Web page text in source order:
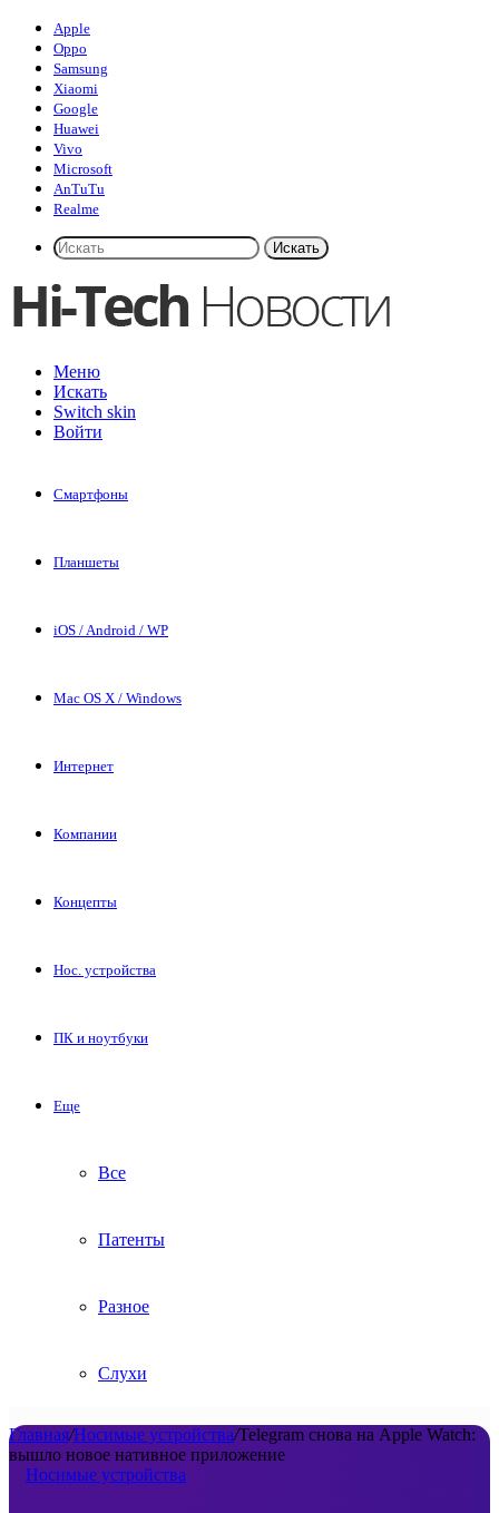
Apple
Oppo
Samsung
Xiaomi
Google
Huawei
Vivo
Microsoft
AnTuTu
Realme
Искать
Меню
Искать
Switch skin
Войти
Смартфоны
Планшеты
iOS / Android / WP
Mac OS X / Windows
Интернет
Компании
Концепты
Нос. устройства
ПК и ноутбуки
Еще
Все
Патенты
Разное
Слухи
Главная/Носимые устройства/Telegram снова на Apple Watch:
вышло новое нативное приложение
Носимые устройства